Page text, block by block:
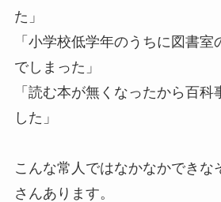
た」
「小学校低学年のうちに図書
でしまった」
「読む本が無くなったから百
した」
こんな常人ではなかなかできな
さんあります。